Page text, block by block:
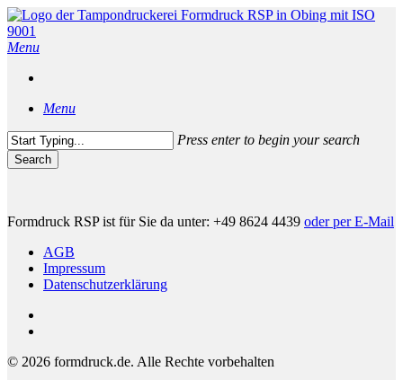
Skip
to
main
Menu
Menu
Press enter to begin your search
Search
Formdruck RSP ist für Sie da unter: +49 8624 4439 oder per E-Mail
AGB
Impressum
Datenschutzerklärung
© 2026 formdruck.de. Alle Rechte vorbehalten